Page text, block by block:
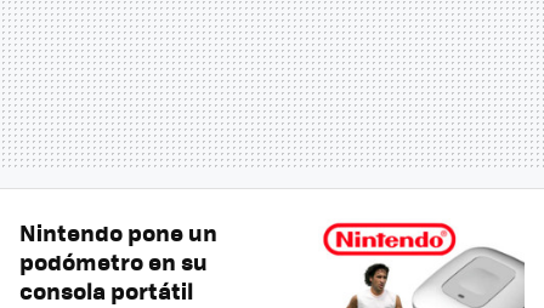
Nintendo pone un
podómetro en su
consola portátil